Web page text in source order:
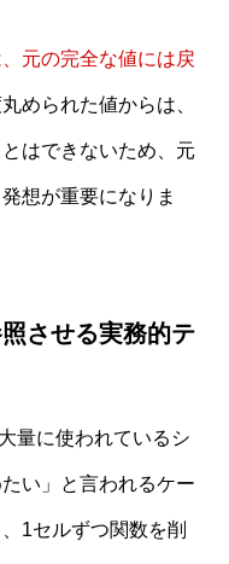
元の完全な値には戻
められた値からは、
はできないため、元
想が重要になりま
させる実務的テ
量に使われているシ
い」と言われるケー
1セルずつ関数を削